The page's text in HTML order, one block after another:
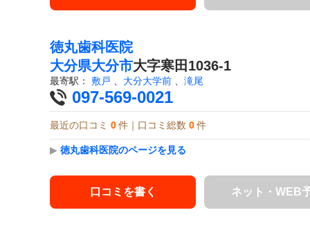
徳丸歯科医院
大分県大分市大字寒田1036-1
最寄駅： 敷戸 大分大学前 滝尾
097-569-0021
最近の口コミ 0 件｜口コミ総数 0 件
▶ 徳丸歯科医院のページを見る
口コミを書く ネット・WEB